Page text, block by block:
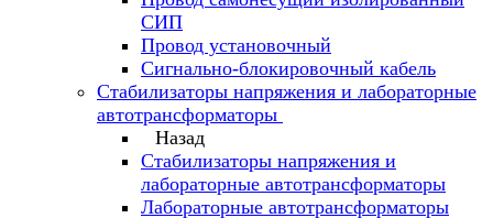
СИП
Провод установочный
Сигнально-блокировочный кабель
Стабилизаторы напряжения и лабораторные
автотрансформаторы
Назад
Стабилизаторы напряжения и
лабораторные автотрансформаторы
Лабораторные автотрансформаторы